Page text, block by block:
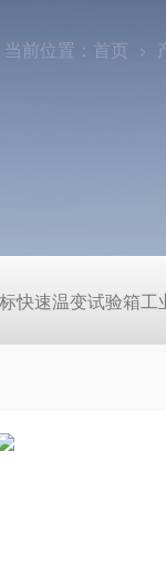
当前位置： 首页
快速温变试验箱工